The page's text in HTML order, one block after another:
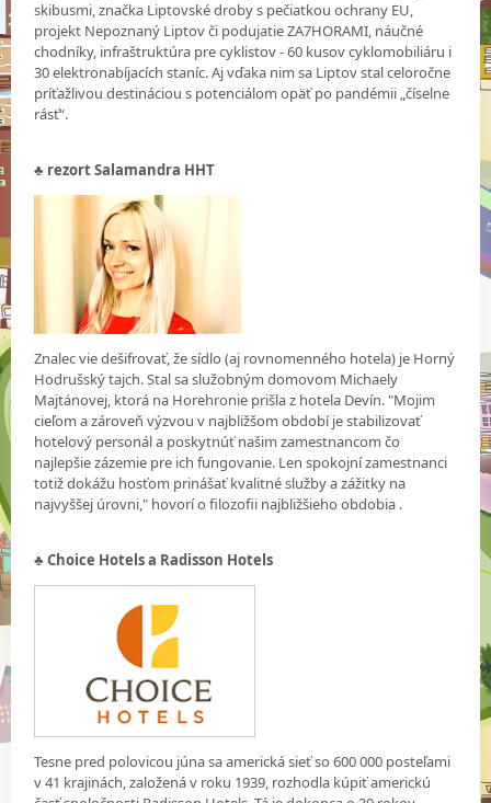
skibusmi, značka Liptovské droby s pečiatkou ochrany EU,
projekt Nepoznaný Liptov či podujatie ZA7HORAMI, náučné
chodníky, infraštruktúra pre cyklistov - 60 kusov cyklomobiliáru i
30 elektronabíjacích staníc. Aj vďaka nim sa Liptov stal celoročne
príťažlivou destináciou s potenciálom opäť po pandémii „číselne
rásť“.
♣ rezort Salamandra HHT
Znalec vie dešifrovať, že sídlo (aj rovnomenného hotela) je Horný
Hodrušský tajch. Stal sa služobným domovom Michaely
Majtánovej, ktorá na Horehronie prišla z hotela Devín. "Mojim
cieľom a zároveň výzvou v najbližšom období je stabilizovať
hotelový personál a poskytnúť našim zamestnancom čo
najlepšie zázemie pre ich fungovanie. Len spokojní zamestnanci
totiž dokážu hosťom prinášať kvalitné služby a zážitky na
najvyššej úrovni," hovorí o filozofii najbližšieho obdobia .
♣ Choice Hotels a Radisson Hotels
Tesne pred polovicou júna sa americká sieť so 600 000 posteľami
v 41 krajinách, založená v roku 1939, rozhodla kúpiť americkú